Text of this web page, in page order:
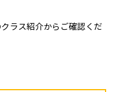
ラス紹介からご確認くだ